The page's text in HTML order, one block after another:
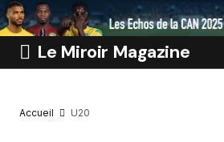
Le Miroir Magazine
Accueil U20